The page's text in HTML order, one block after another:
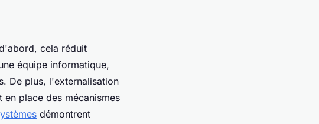
cela réduit
équipe informatique,
De plus, l'externalisation
place des mécanismes
démontrent